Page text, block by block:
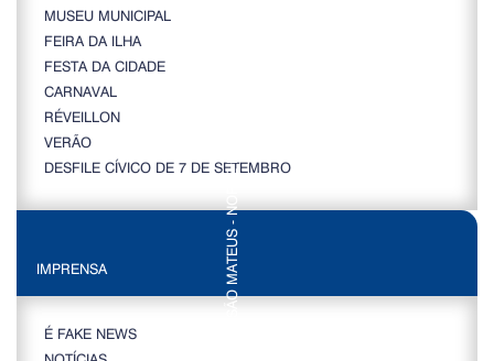
MUSEU MUNICIPAL
FEIRA DA ILHA
FESTA DA CIDADE
CARNAVAL
RÉVEILLON
VERÃO
DESFILE CÍVICO DE 7 DE SETEMBRO
IMPRENSA
É FAKE NEWS